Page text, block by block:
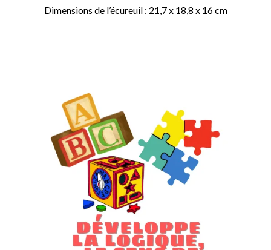
Dimensions de l’écureuil : 21,7 x 18,8 x 16 cm